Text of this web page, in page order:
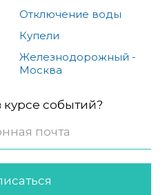
Отключение воды
Купели
Железнодорожный -
Москва
курсе событий?